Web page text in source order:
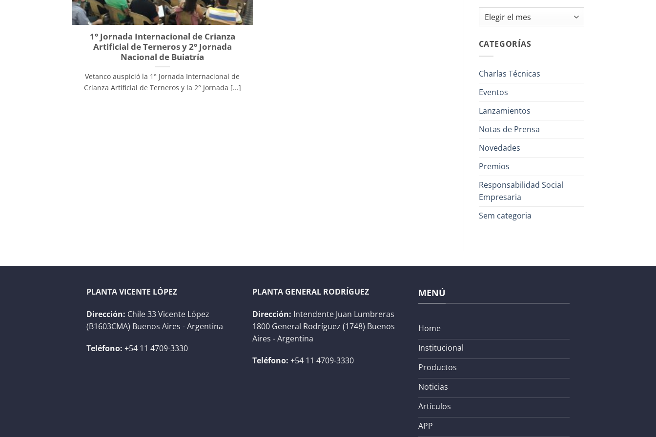
1° Jornada Internacional de Crianza
Artificial de Terneros y 2° Jornada
Nacional de Buiatría
Vetanco auspició la 1° Jornada Internacional de
Crianza Artificial de Terneros y la 2° Jornada [...]
Archivos
CATEGORÍAS
Charlas Técnicas
Eventos
Lanzamientos
Notas de Prensa
Novedades
Premios
Responsabilidad Social
Empresaria
Sem categoria
PLANTA VICENTE LÓPEZ
Dirección: Chile 33 Vicente López
(B1603CMA) Buenos Aires - Argentina
Teléfono: +54 11 4709-3330
PLANTA GENERAL RODRÍGUEZ
Dirección: Intendente Juan Lumbreras
1800 General Rodríguez (1748) Buenos
Aires - Argentina
Teléfono: +54 11 4709-3330
MENÚ
Home
Institucional
Productos
Noticias
Artículos
APP